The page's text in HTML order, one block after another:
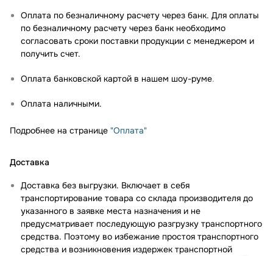
Оплата по безналичному расчету через банк. Для оплаты
по безналичному расчету через банк необходимо
согласовать сроки поставки продукции с менеджером и
получить счет.
Оплата банковской картой в нашем шоу-руме.
Оплата наличными.
Подробнее на странице "Оплата"
Доставка
Доставка без выгрузки. Включает в себя
транспортирование товара со склада производителя до
указанного в заявке места назначения и не
предусматривает последующую разгрузку транспортного
средства. Поэтому во избежание простоя транспортного
средства и возникновения издержек транспортной